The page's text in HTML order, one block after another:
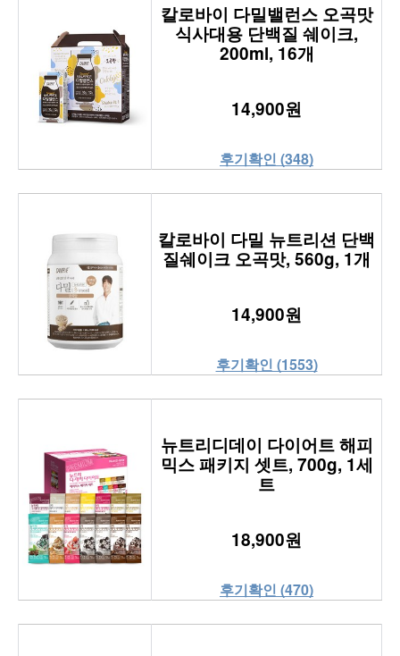
칼로바이 다밀밸런스 오곡맛
식사대용 단백질 쉐이크,
200ml, 16개
14,900원
후기확인 (348)
칼로바이 다밀 뉴트리션 단백
질쉐이크 오곡맛, 560g, 1개
14,900원
후기확인 (1553)
뉴트리디데이 다이어트 해피
믹스 패키지 셋트, 700g, 1세
트
18,900원
후기확인 (470)